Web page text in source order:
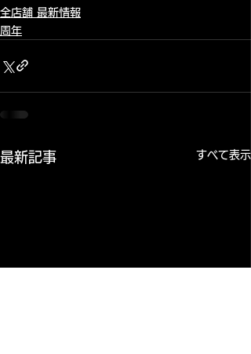
全店舗 最新情報
周年
最新記事 すべて表示